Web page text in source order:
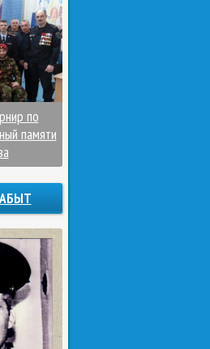
по
памяти